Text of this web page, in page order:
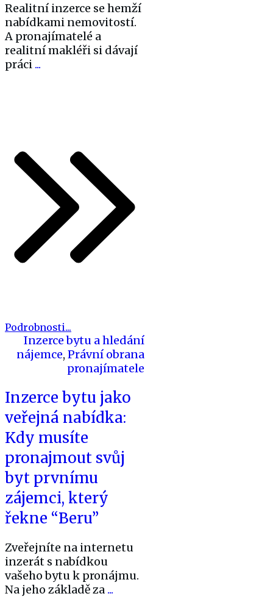
Realitní inzerce se hemží
nabídkami nemovitostí.
A pronajímatelé a
realitní makléři si dávají
práci ...
Podrobnosti...
Inzerce bytu a hledání
nájemce, Právní obrana
pronajímatele
Inzerce bytu jako
veřejná nabídka:
Kdy musíte
pronajmout svůj
byt prvnímu
zájemci, který
řekne “Beru”
Zveřejníte na internetu
inzerát s nabídkou
vašeho bytu k pronájmu.
Na jeho základě za ...